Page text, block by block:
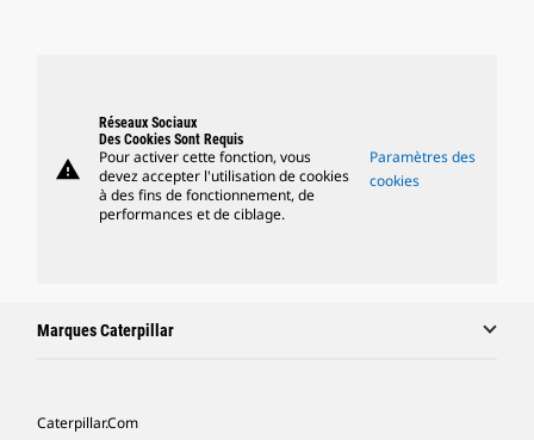
warning
Réseaux Sociaux
Des Cookies Sont Requis
Pour activer cette fonction, vous
devez accepter l'utilisation de cookies
à des fins de fonctionnement, de
performances et de ciblage.
Paramètres des
cookies
Marques Caterpillar
Caterpillar.com